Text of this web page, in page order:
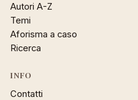
Autori A-Z
Temi
Aforisma a caso
Ricerca
INFO
Contatti